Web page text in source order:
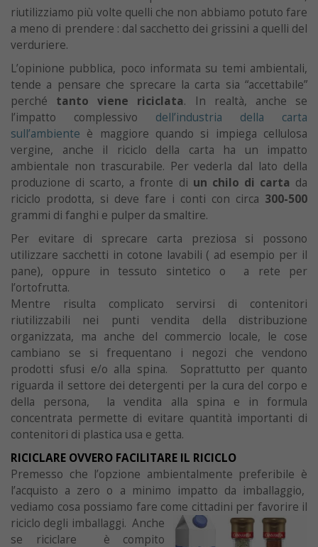
riutilizziamo più volte quelli che non abbiamo potuto fare
a meno di prendere : dal sacchetto dei grissini a quelli del
verduriere.
L’opinione pubblica, poco informata su temi ambientali,
tende a pensare che sprecare la carta sia “accettabile”
perché tanto viene riciclata. In realtà, anche se
l’impatto complessivo dell’industria della carta
sull’ambiente è maggiore quando si impiega cellulosa
vergine, anche il riciclo della carta ha un impatto
ambientale non trascurabile. Per vederla dal lato della
produzione di scarto, a fronte di un chilo di carta da
riciclo prodotta, si deve fare i conti con circa 300-500
grammi di fanghi e pulper da smaltire.
Per evitare di sprecare carta preziosa si possono
utilizzare sacchetti in cotone lavabili ( ad esempio per il
pane), oppure in tessuto sintetico o a rete per
l’ortofrutta.
Mentre risulta complicato servirsi di contenitori
riutilizzabili nei punti vendita della distribuzione
organizzata, ma anche del commercio locale, le cose
cambiano se si frequentano i negozi che vendono
prodotti sfusi e/o alla spina. Soprattutto per quanto
riguarda il settore dei detergenti per la cura del corpo e
della persona, la vendita alla spina e in formula
concentrata permette di evitare quantità importanti di
contenitori di plastica usa e getta.
RICICLARE OVVERO FACILITARE IL RICICLO
Premesso che l’opzione ambientalmente preferibile è
l’acquisto a zero o a minimo impatto da imballaggio,
vediamo cosa possiamo fare come cittadini per favorire il
riciclo degli imballaggi. Anche
se riciclare è compito